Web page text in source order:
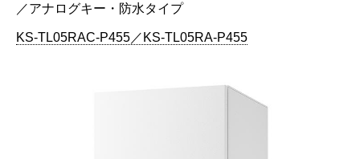
／アナログキー・防水タイプ
KS-TL05RAC-P455／KS-TL05RA-P455